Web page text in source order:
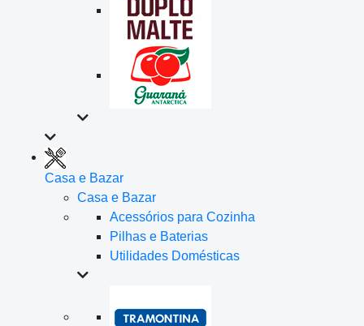
Casa e Bazar
Casa e Bazar
Acessórios para Cozinha
Pilhas e Baterias
Utilidades Domésticas